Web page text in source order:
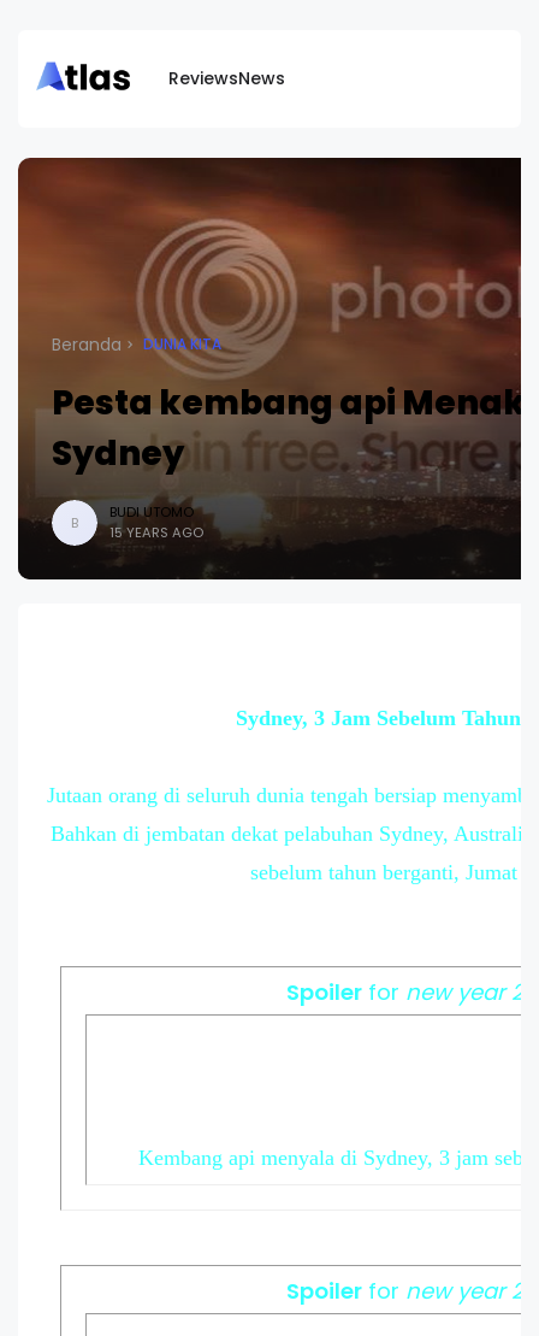
ReviewsNews
Beranda DUNIA KITA
Pesta kembang api
Sydney
B
BUDI UTOMO
15 YEARS AGO
Sydney, 3 Jam Sebelum Tahun
Jutaan orang di seluruh dunia tengah bersiap
Bahkan di jembatan dekat pelabuhan Sydney,
sebelum tahun berganti, Jumat
Spoiler for new year
Kembang api menyala di Sydney, 3 jam
Spoiler for new year